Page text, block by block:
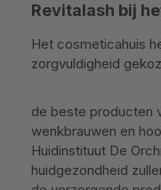
Revitalash bij
Het cosmeticahuis
zorgvuldigheid
de beste producten
wenkbrauwen en
Huidinstituut De
huidgezondheid